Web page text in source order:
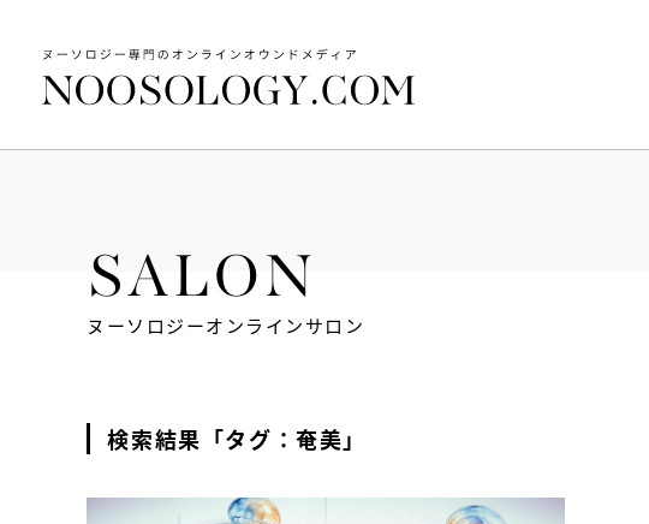
SALON
ヌーソロジーオンラインサロン
検索結果「タグ：奄美」